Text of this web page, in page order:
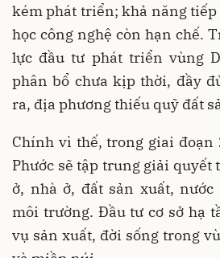
kém phát triển; khả năng
học công nghệ còn hạn chế.
lực đầu tư phát triển vùng
phân bổ chưa kịp thời, đầy
ra, địa phương thiếu quỹ đất
Chính vì thế, trong giai đoạn
Phước sẽ tập trung giải
ở, nhà ở, đất sản xuất,
môi trường. Đầu tư cơ sở hạ
vụ sản xuất, đời sống trong